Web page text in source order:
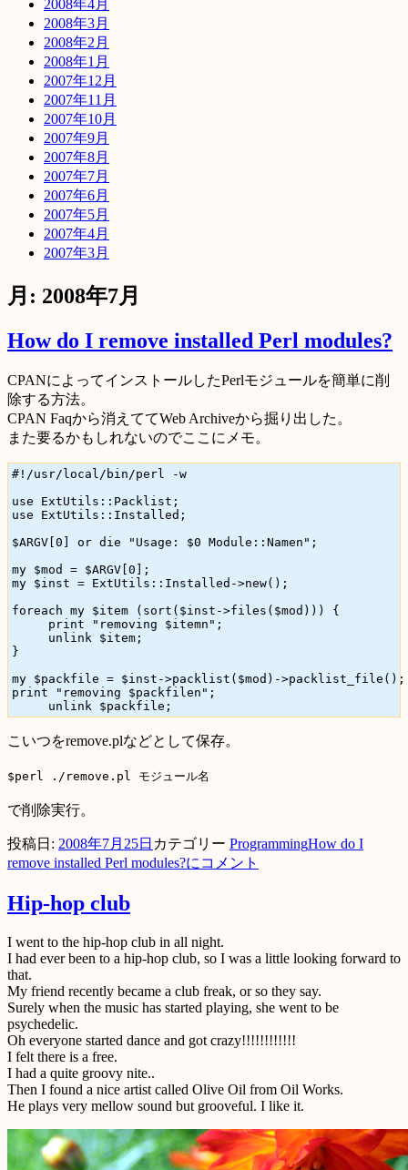
2008年4月
2008年3月
2008年2月
2008年1月
2007年12月
2007年11月
2007年10月
2007年9月
2007年8月
2007年7月
2007年6月
2007年5月
2007年4月
2007年3月
月: 2008年7月
How do I remove installed Perl modules?
CPANによってインストールしたPerlモジュールを簡単に削
除する方法。
CPAN Faqから消えててWeb Archiveから掘り出した。
また要るかもしれないのでここにメモ。
#!/usr/local/bin/perl -w
use ExtUtils::Packlist;
use ExtUtils::Installed;
$ARGV[0] or die "Usage: $0 Module::Namen";
my $mod = $ARGV[0];
my $inst = ExtUtils::Installed->new();
foreach my $item (sort($inst->files($mod))) {
     print "removing $itemn";
     unlink $item;
}
my $packfile = $inst->packlist($mod)->packlist_file();
print "removing $packfilen";
こいつをremove.plなどとして保存。
$perl ./remove.pl モジュール名
で削除実行。
投稿日: 2008年7月25日 カテゴリー ProgrammingHow do I
remove installed Perl modules?に コメント
Hip-hop club
I went to the hip-hop club in all night.
I had ever been to a hip-hop club, so I was a little looking forward to
that.
My friend recently became a club freak, or so they say.
Surely when the music has started playing, she went to be
psychedelic.
Oh everyone started dance and got crazy!!!!!!!!!!!!
I felt there is a free.
I had a quite groovy nite..
Then I found a nice artist called Olive Oil from Oil Works.
He plays very mellow sound but grooveful. I like it.